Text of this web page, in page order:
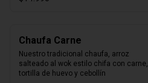
Chaufa Carne
Nuestro tradicional chaufa, arroz
salteado al wok estilo chifa con carne,
tortilla de huevo y cebollín